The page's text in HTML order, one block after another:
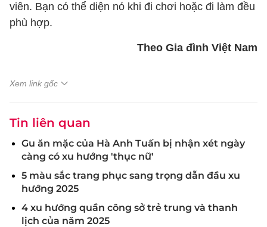
viên. Bạn có thể diện nó khi đi chơi hoặc đi làm đều
phù hợp.
Theo Gia đình Việt Nam
Xem link gốc
Tin liên quan
Gu ăn mặc của Hà Anh Tuấn bị nhận xét ngày
càng có xu hướng 'thục nữ'
5 màu sắc trang phục sang trọng dẫn đầu xu
hướng 2025
4 xu hướng quần công sở trẻ trung và thanh
lịch của năm 2025